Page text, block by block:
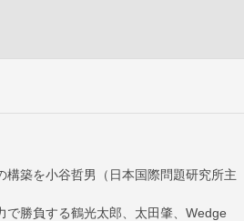
築を小谷哲男（日本国際問題研究所主
で勝負する鶴光太郎、太田肇、Wedge